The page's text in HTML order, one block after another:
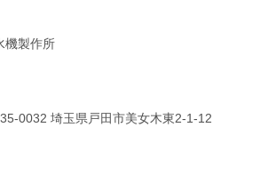
一貫した「自社内生産」で
機製作所
0032 埼玉県戸田市美女木東2-1-12